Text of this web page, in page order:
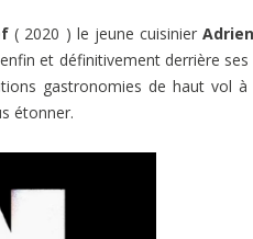
( 2020 ) le jeune cuisinier
et définitivement derrière
gastronomies de haut vol à
étonner.